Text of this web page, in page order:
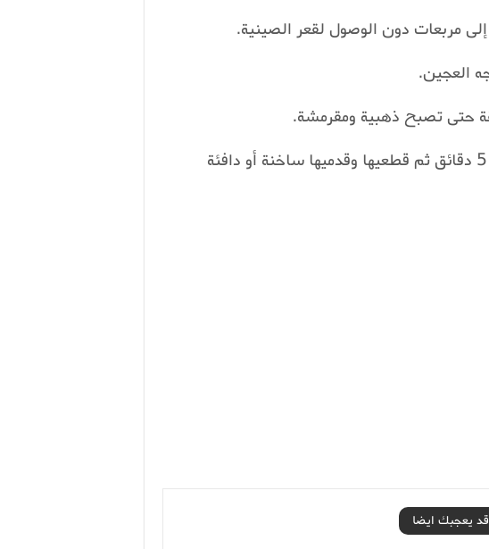
10. أخرجي الصينية من الفرن واتركيها 5 دقائق ثم قطعيها وقدميها ساخنة أو دافئة
قد يعجبك ايضا